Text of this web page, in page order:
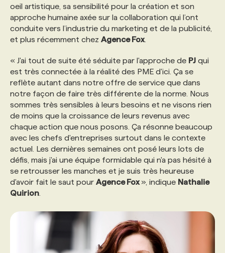
oeil artistique, sa sensibilité pour la création et son
approche humaine axée sur la collaboration qui l’ont
conduite vers l’industrie du marketing et de la publicité,
et plus récemment chez Agence Fox
« J'ai tout de suite été séduite par l'approche de PJ qui
est très connectée à la réalité des PME d'ici. Ça se
reflète autant dans notre offre de service que dans
notre façon de faire très différente de la norme. Nous
sommes très sensibles à leurs besoins et ne visons rien
de moins que la croissance de leurs revenus avec
chaque action que nous posons. Ça résonne beaucoup
avec les chefs d'entreprises surtout dans le contexte
actuel. Les dernières semaines ont posé leurs lots de
défis, mais j'ai une équipe formidable qui n'a pas hésité à
se retrousser les manches et je suis très heureuse
d'avoir fait le saut pour Agence Fox », indique Nathalie
Quirion